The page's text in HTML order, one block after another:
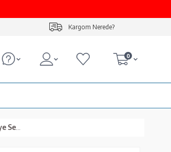
Kargom Nerede?
0
Yeşil)